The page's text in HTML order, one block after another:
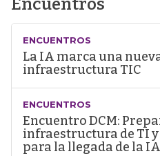
Encuentros
ENCUENTROS
La IA marca una
infraestructura TIC
ENCUENTROS
Encuentro DCM:
infraestructura de TI
para la llegada de la IA